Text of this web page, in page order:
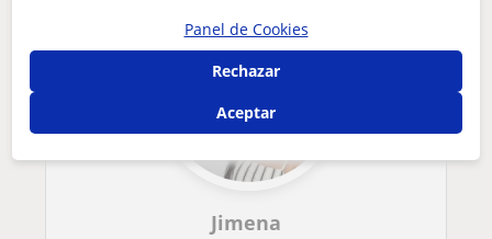
Jimena
Panel de Cookies
Rechazar
Aceptar